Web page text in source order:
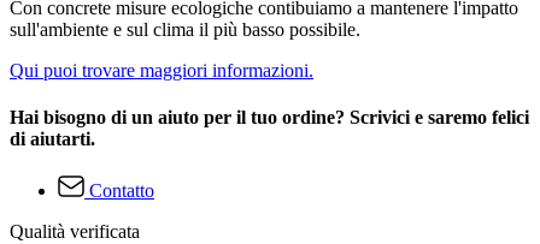
Con concrete misure ecologiche contibuiamo a mantenere l'impatto
sull'ambiente e sul clima il più basso possibile.
Qui puoi trovare maggiori informazioni.
Hai bisogno di un aiuto per il tuo ordine? Scrivici e saremo felici
di aiutarti.
Contatto
Qualità verificata